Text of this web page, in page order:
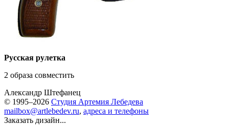
Русская рулетка
2 образа совместить
Александр Штефанец
© 1995–2026 Студия Артемия Лебедева
mailbox@artlebedev.ru, адреса и телефоны
Заказать дизайн...